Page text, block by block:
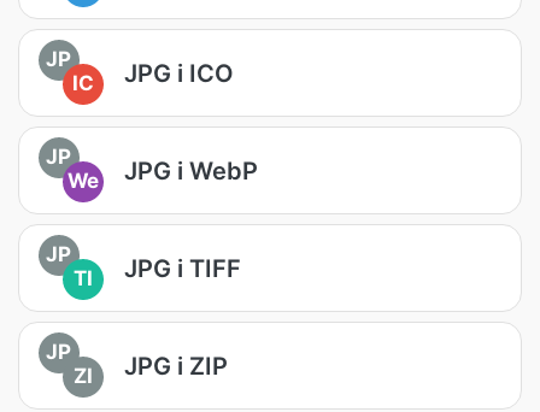
JP
IC
JPG i ICO
JP
We
JPG i WebP
JP
TI
JPG i TIFF
JP
ZI
JPG i ZIP